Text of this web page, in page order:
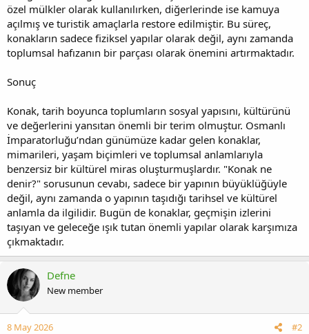
özel mülkler olarak kullanılırken, diğerlerinde ise kamuya
açılmış ve turistik amaçlarla restore edilmiştir. Bu süreç,
konakların sadece fiziksel yapılar olarak değil, aynı zamanda
toplumsal hafızanın bir parçası olarak önemini artırmaktadır.
Sonuç
Konak, tarih boyunca toplumların sosyal yapısını, kültürünü
ve değerlerini yansıtan önemli bir terim olmuştur. Osmanlı
İmparatorluğu’ndan günümüze kadar gelen konaklar,
mimarileri, yaşam biçimleri ve toplumsal anlamlarıyla
benzersiz bir kültürel miras oluşturmuşlardır. "Konak ne
denir?" sorusunun cevabı, sadece bir yapının büyüklüğüyle
değil, aynı zamanda o yapının taşıdığı tarihsel ve kültürel
anlamla da ilgilidir. Bugün de konaklar, geçmişin izlerini
taşıyan ve geleceğe ışık tutan önemli yapılar olarak karşımıza
çıkmaktadır.
Defne
New member
8 May 2026 #2